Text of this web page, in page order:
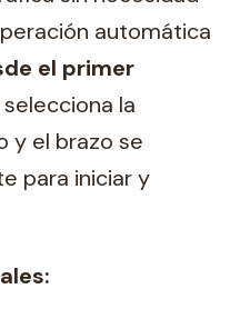
automática
el primer
la
y el brazo se
para iniciar y